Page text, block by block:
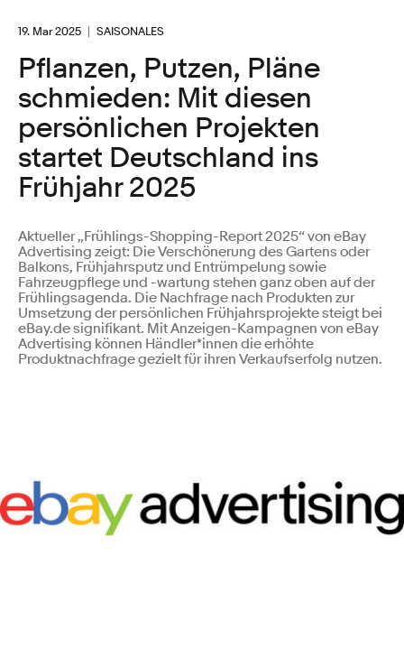
19. Mar 2025 SAISONALES
Pflanzen, Putzen, Pläne
schmieden: Mit diesen
persönlichen Projekten
startet Deutschland ins
Frühjahr 2025
Aktueller „Frühlings-Shopping-Report 2025“ von eBay
Advertising zeigt: Die Verschönerung des Gartens oder
Balkons, Frühjahrsputz und Entrümpelung sowie
Fahrzeugpflege und -wartung stehen ganz oben auf der
Frühlingsagenda. Die Nachfrage nach Produkten zur
Umsetzung der persönlichen Frühjahrsprojekte steigt bei
eBay.de signifikant. Mit Anzeigen-Kampagnen von eBay
Advertising können Händler*innen die erhöhte
Produktnachfrage gezielt für ihren Verkaufserfolg nutzen.